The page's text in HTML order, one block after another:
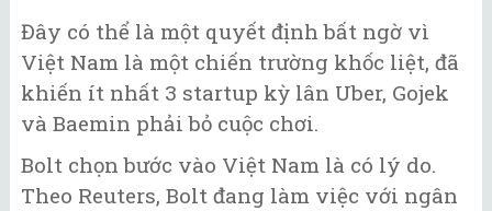
Đây có thể là một quyết định bất ngờ vì
Việt Nam là một chiến trường khốc liệt, đã
khiến ít nhất 3 startup kỳ lân Uber, Gojek
và Baemin phải bỏ cuộc chơi.
Bolt chọn bước vào Việt Nam là có lý do.
Theo Reuters, Bolt đang làm việc với ngân